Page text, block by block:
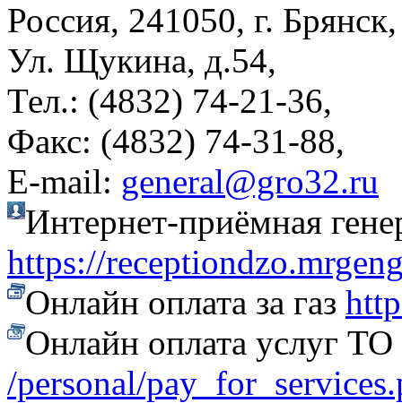
Россия, 241050, г. Брянск,
Ул. Щукина, д.54,
Тел.: (4832) 74-21-36,
Факс: (4832) 74-31-88,
Е-mail: general@gro32.ru
Интернет-приёмная
https://
Онлайн оплата за газ
Онлайн оплата услуг
/personal/